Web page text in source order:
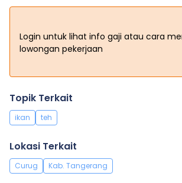
Login untuk lihat info gaji atau cara
lowongan pekerjaan
Topik Terkait
ikan teh
Lokasi Terkait
Curug Kab. Tangerang